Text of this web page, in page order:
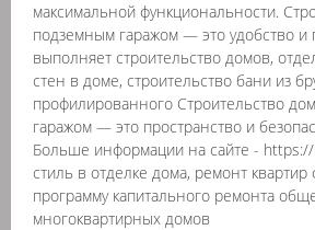
максимальной функциональности.
подземным гаражом — это удобство и
выполняет строительство домов,
стен в доме, строительство бани из
профилированного Строительство
гаражом — это пространство и
Больше информации на сайте -
стиль в отделке дома, ремонт квартир
программу капитального ремонта
многоквартирных домов